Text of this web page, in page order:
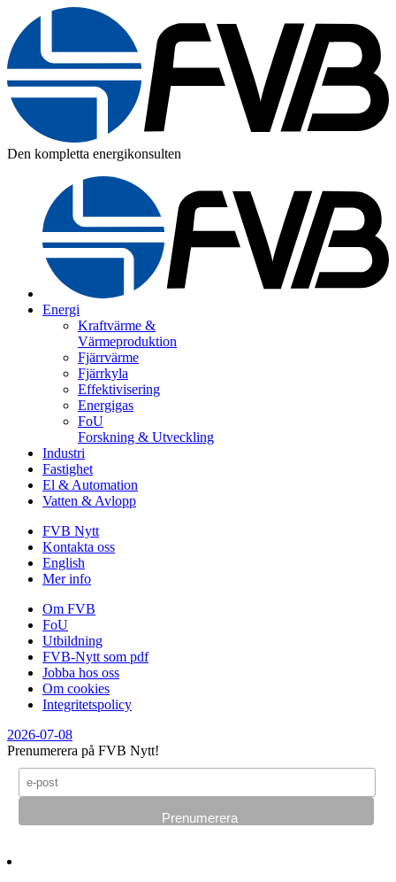
Den kompletta energikonsulten
Energi
Kraftvärme &
Värmeproduktion
Fjärrvärme
Fjärrkyla
Effektivisering
Energigas
FoU
Forskning & Utveckling
Industri
Fastighet
El & Automation
Vatten & Avlopp
FVB Nytt
Kontakta oss
English
Mer info
Om FVB
FoU
Utbildning
FVB-Nytt som pdf
Jobba hos oss
Om cookies
Integritetspolicy
2026-07-08
Prenumerera på FVB Nytt!